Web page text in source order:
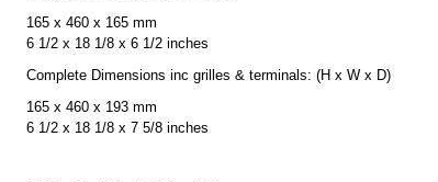
165 x 460 x 165 mm
6 1/2 x 18 1/8 x 6 1/2 inches
Complete Dimensions inc grilles & terminals: (H x W x D)
165 x 460 x 193 mm
6 1/2 x 18 1/8 x 7 5/8 inches